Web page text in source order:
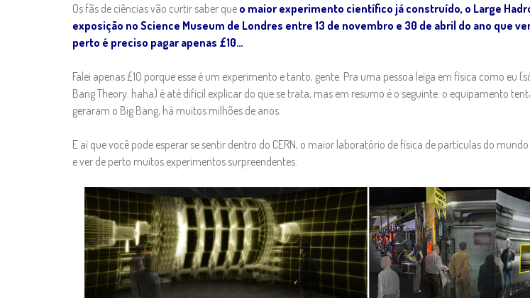
Os fãs de ciências vão curtir saber que o maior experimento científico já construído, o Large
exposição no Science Museum de Londres entre 13 de novembro e 30 de abril do ano que
perto é preciso pagar apenas £10…
Falei apenas £10 porque esse é um experimento e tanto, gente. Pra uma pessoa leiga em física como eu
Bang Theory. haha) é até difícil explicar do que se trata, mas em resumo é o seguinte: o equipamento
geraram o Big Bang, há muitos milhões de anos.
E aí que você pode esperar se sentir dentro do CERN, o maior laboratório de física de partículas do
e ver de perto muitos experimentos surpreendentes.